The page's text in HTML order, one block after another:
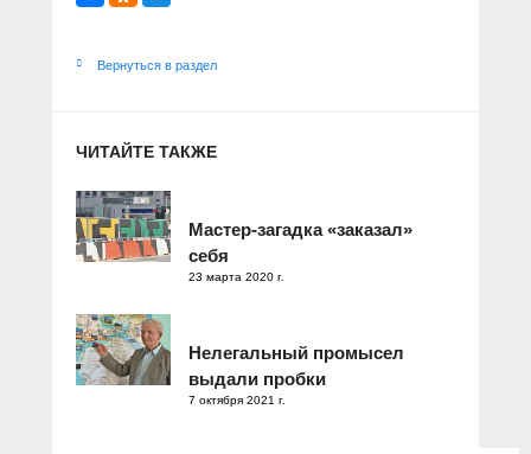
Вернуться в раздел
ЧИТАЙТЕ ТАКЖЕ
Мастер-загадка «заказал»
себя
23 марта 2020 г.
Нелегальный промысел
выдали пробки
7 октября 2021 г.